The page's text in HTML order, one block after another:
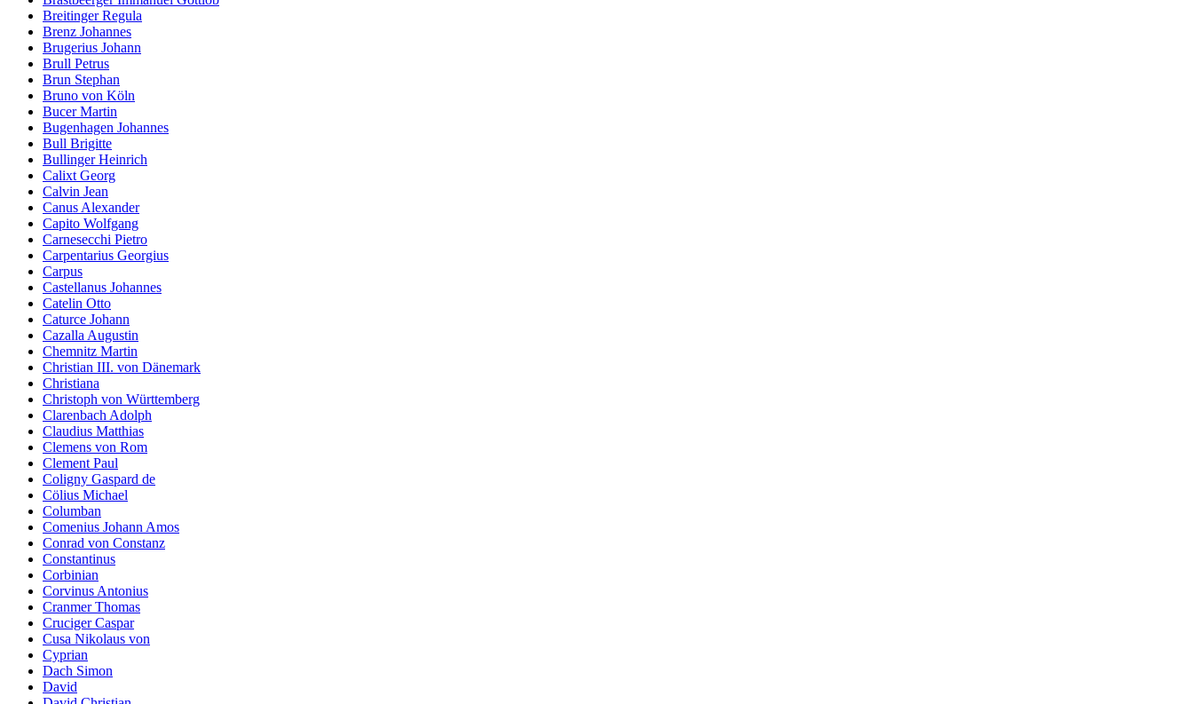
Breitinger Regula
Brenz Johannes
Brugerius Johann
Brull Petrus
Brun Stephan
Bruno von Köln
Bucer Martin
Bugenhagen Johannes
Bull Brigitte
Bullinger Heinrich
Calixt Georg
Calvin Jean
Canus Alexander
Capito Wolfgang
Carnesecchi Pietro
Carpentarius Georgius
Carpus
Castellanus Johannes
Catelin Otto
Caturce Johann
Cazalla Augustin
Chemnitz Martin
Christian III. von Dänemark
Christiana
Christoph von Württemberg
Clarenbach Adolph
Claudius Matthias
Clemens von Rom
Clement Paul
Coligny Gaspard de
Cölius Michael
Columban
Comenius Johann Amos
Conrad von Constanz
Constantinus
Corbinian
Corvinus Antonius
Cranmer Thomas
Cruciger Caspar
Cusa Nikolaus von
Cyprian
Dach Simon
David